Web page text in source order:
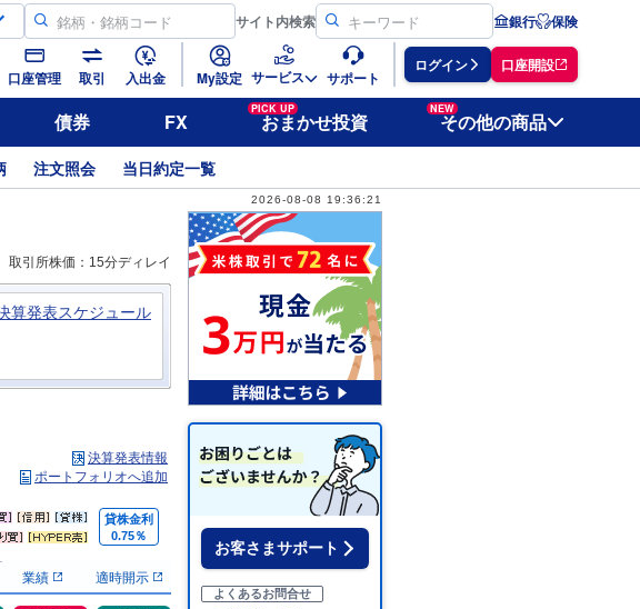
サイト内検索 銀行 保険
口座管理 取引 入出金 My設定 サービス サポート
ログイン 口座開設
債券 FX
PICK UP
おまかせ投資
NEW
その他の商品
注文照会 当日約定一覧
2026-08-08 19:36:21
取引所株価：15分ディレイ
算発表スケジュール
決算発表情報
ポートフォリオへ追加
貸株金利
0.75％
業績 適時開示
お客さまサポート
よくあるお問合せ